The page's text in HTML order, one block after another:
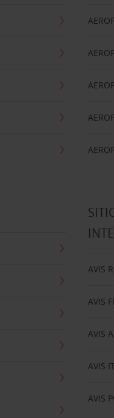
AVIS
AVIS
AVIS
AVIS
AVIS